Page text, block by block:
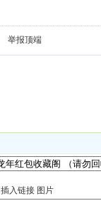
举报顶端
插入链接 图片